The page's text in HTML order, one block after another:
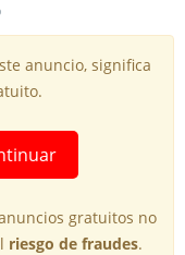
anuncio, significa
gratuitos no
riesgo de fraudes.